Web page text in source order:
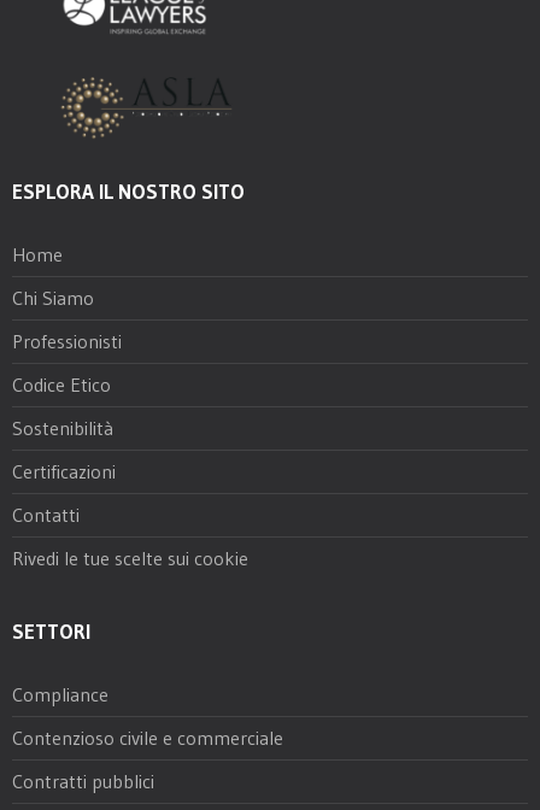
ESPLORA IL NOSTRO SITO
Home
Chi Siamo
Professionisti
Codice Etico
Sostenibilità
Certificazioni
Contatti
Rivedi le tue scelte sui cookie
SETTORI
Compliance
Contenzioso civile e commerciale
Contratti pubblici